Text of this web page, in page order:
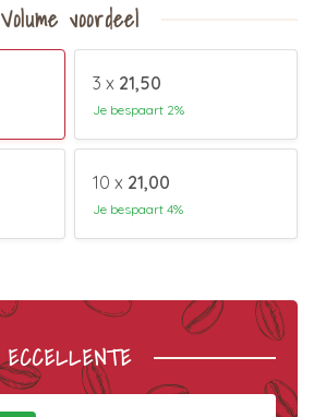
Volume voordeel
3 x 21,50
Je bespaart 2%
10 x 21,00
Je bespaart 4%
ECCELLENTE